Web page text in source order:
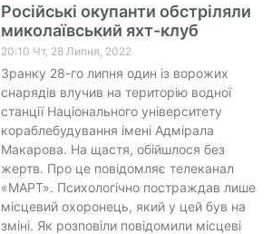
Російські окупанти обстріляли
миколаївський яхт-клуб
20:10 Чт, 28 Липня, 2022
Зранку 28-го липня один із ворожих
снарядів влучив на територію водної
станції Національного університету
кораблебудування імені Адмірала
Макарова. На щастя, обійшлося без
жертв. Про це повідомляє телеканал
«МАРТ». Психологічно постраждав лише
місцевий охоронець, який у цей був на
зміні. Як розповіли повідомили місцеві